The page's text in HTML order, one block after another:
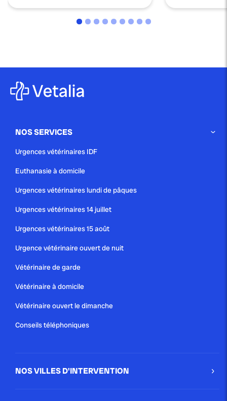
NOS SERVICES
Urgences vétérinaires IDF
Euthanasie à domicile
Urgences vétérinaires lundi de pâques
Urgences vétérinaires 14 juillet
Urgences vétérinaires 15 août
Urgence vétérinaire ouvert de nuit
Vétérinaire de garde
Vétérinaire à domicile
Vétérinaire ouvert le dimanche
Conseils téléphoniques
NOS VILLES D'INTERVENTION